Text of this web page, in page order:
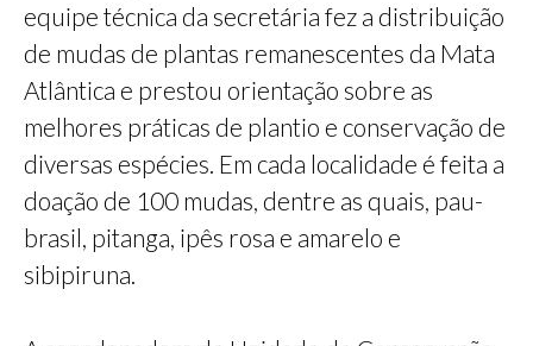
equipe técnica da secretária fez a distribuição
de mudas de plantas remanescentes da Mata
Atlântica e prestou orientação sobre as
melhores práticas de plantio e conservação de
diversas espécies. Em cada localidade é feita a
doação de 100 mudas, dentre as quais, pau-
brasil, pitanga, ipês rosa e amarelo e
sibipiruna.